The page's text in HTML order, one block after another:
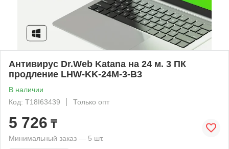
Антивирус Dr.Web Katana на 24 м. 3 ПК
продление LHW-KK-24M-3-B3
В наличии
Код: T18I63439
Только опт
5 726 ₸
Минимальный заказ — 5 шт.